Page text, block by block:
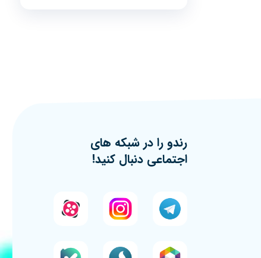
رندو را در شبکه های
اجتماعی دنبال کنید!